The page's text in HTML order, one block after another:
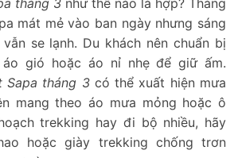
mát mẻ vào ban ngày nhưng sáng
se lạnh. Du khách nên chuẩn bị
áo gió hoặc áo nỉ nhẹ để giữ ấm.
Sapa tháng 3có thể xuất hiện mưa
mang theo áo mưa mỏng hoặc ô
trekking hay đi bộ nhiều, hãy
hoặc giày trekking chống trơn